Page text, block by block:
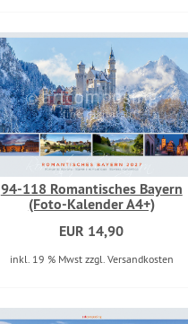
94-118 Romantisches Bayern
(Foto-Kalender A4+)
EUR 14,90
inkl. 19 % Mwst zzgl. Versandkosten